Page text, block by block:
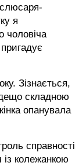
слюсаря-
я
чоловіча
Зізнається,
складною
опанувала
справності
із колежанкою